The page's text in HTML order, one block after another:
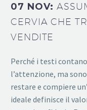
07 NOV:
CERVIA CHE
VENDITE
Perché i testi
l’attenzione, ma
restare e compiere
ideale definisce il